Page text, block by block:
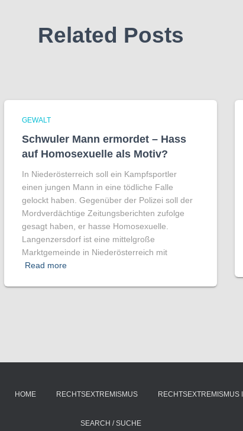
Related Posts
GEWALT
Schwuler Mann ermordet – Hass
auf Homo­sexuelle als Motiv?
In Niederösterreich soll ein Kampfsportler
einen jungen Mann in eine tödliche Falle
gelockt haben. Gegenüber der Polizei soll der
Mordverdächtige Zeitungsberichten zufolge
gesagt haben, er hasse Homosexuelle.
Langenzersdorf ist eine mittelgroße
Marktgemeinde in Niederösterreich mit
Read more
HOME RECHTSEXTREMISMUS RECHTSEXTREMISMUS
SEARCH / SUCHE